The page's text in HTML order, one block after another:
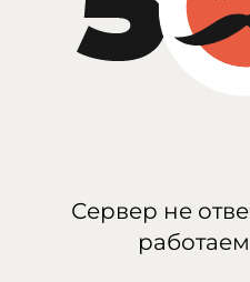
Сервер не